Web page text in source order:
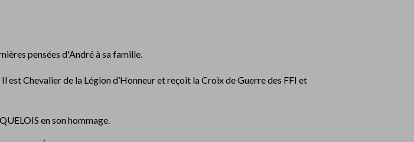
pensées d'André à sa famille.
Chevalier de la Légion d’Honneur et reçoit la Croix de Guerre des FFI et
en son hommage.